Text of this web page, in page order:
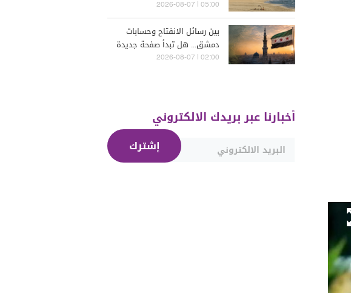
05:00 | 2026-08-07
بين رسائل الانفتاح وحسابات
دمشق... هل تبدأ صفحة جديدة
بين "حزب الله" وسوريا -
02:00 | 2026-08-07
أخبارنا عبر بريدك الالكتروني
إشترك